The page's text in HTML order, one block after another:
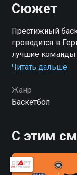
Сюжет
Престижный
проводится в
лучшие команды
определить
Читать дальше
Жанр
Баскетбол
С этим